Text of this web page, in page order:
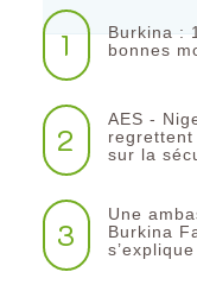
1
Burkina :
bonnes
2
AES -
sur la
3
Une
Burkina
s’explique